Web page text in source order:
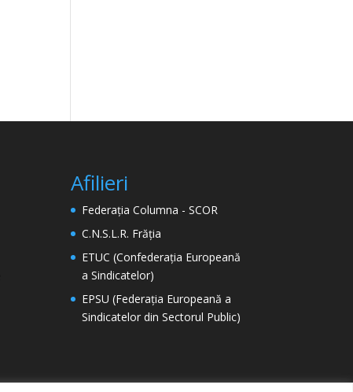
Afilieri
Federația Columna - SCOR
C.N.S.L.R. Frăția
ETUC (Confederația Europeană
a Sindicatelor)
EPSU (Federația Europeană a
Sindicatelor din Sectorul Public)